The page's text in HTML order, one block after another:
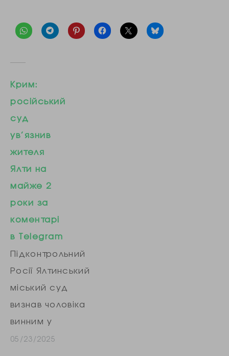
Крим:
російський
суд
ув’язнив
жителя
Ялти на
майже 2
роки за
коментарі
в Telegram
Підконтрольний
Росії Ялтинський
міський суд
визнав чоловіка
винним у
«публічних
05/23/2025